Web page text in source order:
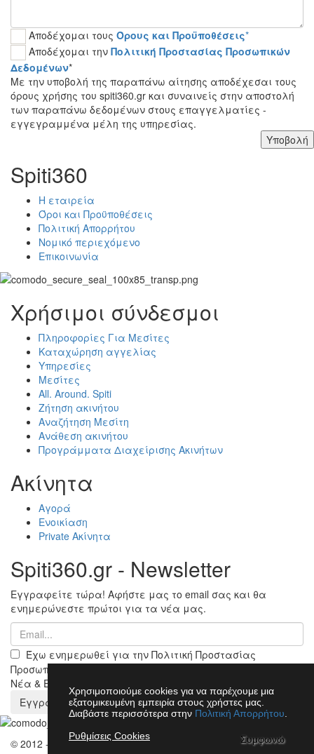
Αποδέχομαι τους Όρους και Προϋποθέσεις*
Αποδέχομαι την Πολιτική Προστασίας Προσωπικών
Δεδομένων*
Με την υποβολή της παραπάνω αίτησης αποδέχεσαι τους
όρους χρήσης του spiti360.gr και συναινείς στην αποστολή
των παραπάνω δεδομένων στους επαγγελματίες -
εγγεγραμμένα μέλη της υπηρεσίας.
Υποβολή
Spiti360
Η εταιρεία
Όροι και Προϋποθέσεις
Πολιτική Απορρήτου
Νομικό περιεχόμενο
Επικοινωνία
Χρήσιμοι σύνδεσμοι
Πληροφορίες Για Μεσίτες
Καταχώρηση αγγελίας
Υπηρεσίες
Μεσίτες
All. Around. Spiti
Ζήτηση ακινήτου
Αναζήτηση Μεσίτη
Ανάθεση ακινήτου
Προγράμματα Διαχείρισης Ακινήτων
Ακίνητα
Αγορά
Ενοικίαση
Private Ακίνητα
Spiti360.gr - Newsletter
Εγγραφείτε τώρα! Αφήστε μας το email σας και θα
ενημερώνεστε πρώτοι για τα νέα μας.
Έχω ενημερωθεί για την Πολιτική Προστασίας
Προσωπικών Δεδομένων & αποδέχομαι να μου στέλνετε
Νέα & Ενημερώσεις του Spiti360
Εγγραφή
© 2012 - 2026 spiti360.gr - Powered by 360 GROUP SA
Χρησιμοποιούμε cookies για να παρέχουμε μια
εξατομικευμένη εμπειρία στους χρήστες μας.
Διαβάστε περισσότερα στην Πολιτική Απορρήτου
Ρυθμίσεις Cookies
Συμφωνώ